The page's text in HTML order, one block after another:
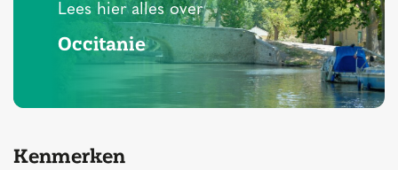
Lees hier alles over
Occitanie
Kenmerken